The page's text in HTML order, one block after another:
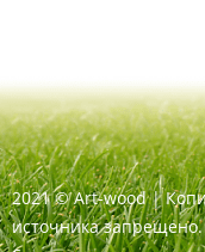
2021 ©Art-wood |
источника запрещено.